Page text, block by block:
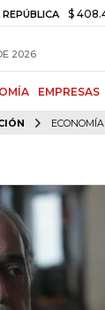
$ 408.498,97
2026
EMPRESAS
ECONOMÍA